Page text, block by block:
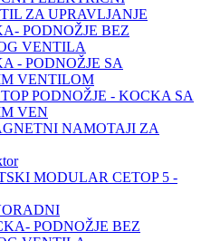
ZA UPRAVLJANJE
PODNOŽJE BEZ
VENTILA
- PODNOŽJE SA
VENTILOM
PODNOŽJE - KOCKA SA
VEN
NAMOTAJI ZA
MODULAR CETOP 5 -
PODNOŽJE BEZ